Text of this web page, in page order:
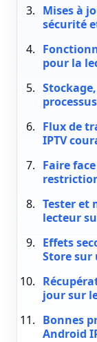
Mises à
sécurité
pour la
Flux de
IPTV
Faire
Tester et
lecteur
Effets
Store sur
jour sur
Bonnes
Android